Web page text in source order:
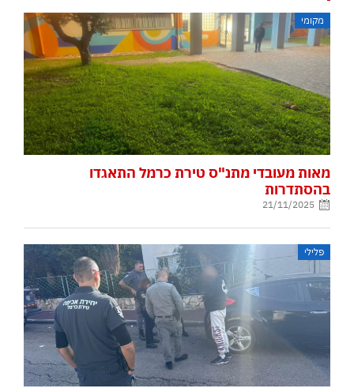
מקומי
מאות מעובדי מתנ"ס טירת כרמל התאגדו
בהסתדרות
21/11/2025
פלילי